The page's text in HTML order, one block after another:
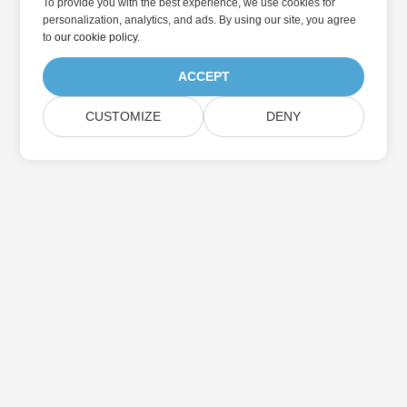
To provide you with the best experience, we use cookies for
personalization, analytics, and ads. By using our site, you agree
toour cookie policy.
ACCEPT
CUSTOMIZE DENY